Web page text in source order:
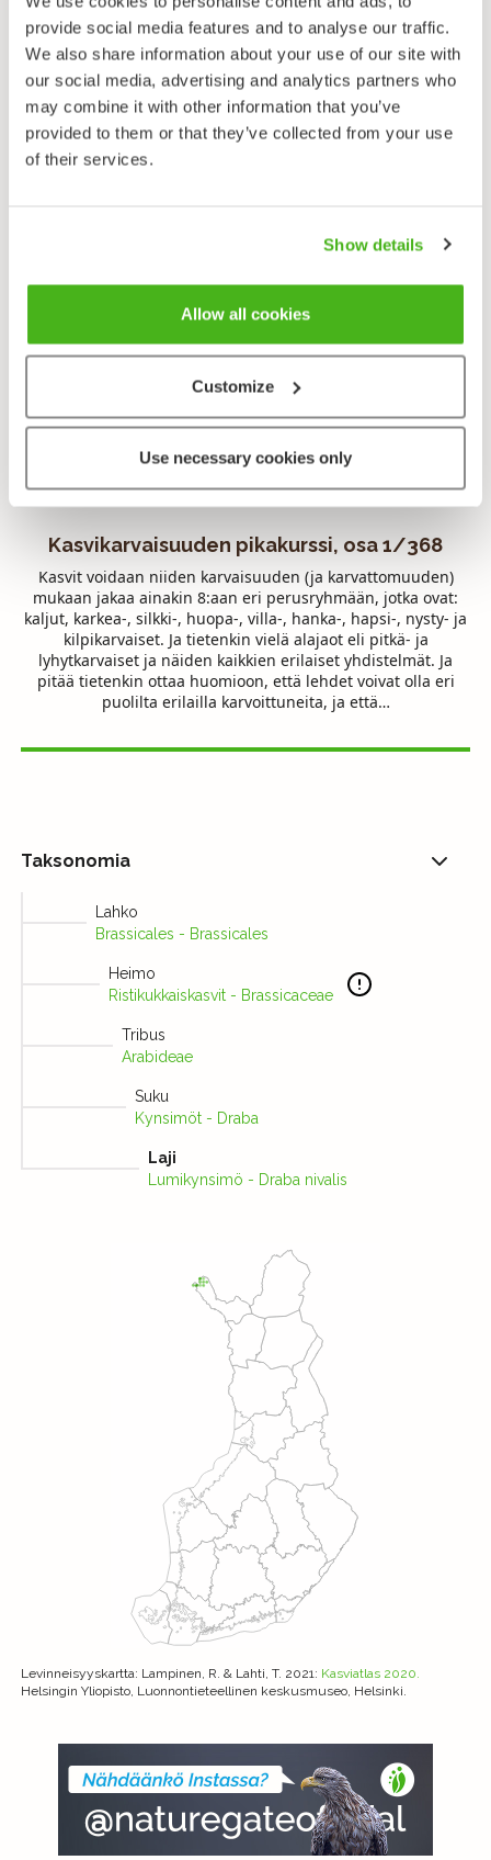
provide social media features and to analyse our traffic.
We also share information about your use of our site with
our social media, advertising and analytics partners who
may combine it with other information that you’ve
provided to them or that they’ve collected from your use
of their services.
Show details
Allow all cookies
Customize
Use necessary cookies only
Tunturikynsimö
Draba fladnizensis
Tunturikynsimö kasvaa samoilla paikoilla
lumikynsimön kanssa ja on hyvin samannäköinen.
Erojakin on; tunturikynsimön varsi on yleensä ainakin
yksilehtinen ja kalju (lumikynsimön yleensä lehdetön
Tunturikynsimön lidut ovat lyhyempiä (4–6 mm,
Kasvikarvaisuuden pikakurssi, osa 1/368
Kasvit voidaan niiden karvaisuuden (ja karvattomuuden)
mukaan jakaa ainakin 8:aan eri perusryhmään, jotka ovat:
kaljut, karkea-, silkki-, huopa-, villa-, hanka-, hapsi-, nysty- ja
kilpikarvaiset. Ja tietenkin vielä alajaot eli pitkä- ja
lyhytkarvaiset ja näiden kaikkien erilaiset yhdistelmät. Ja
pitää tietenkin ottaa huomioon, että lehdet voivat olla eri
puolilta erilailla karvoittuneita, ja että…
Taksonomia
Lahko
Brassicales - Brassicales
Heimo
Ristikukkaiskasvit - Brassicaceae
Tribus
Arabideae
Suku
Kynsimöt - Draba
Laji
Lumikynsimö - Draba nivalis
Levinneisyyskartta: Lampinen, R. & Lahti, T. 2021: Kasviatlas 2020.
Helsingin Yliopisto, Luonnontieteellinen keskusmuseo, Helsinki.